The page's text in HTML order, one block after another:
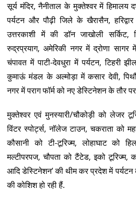
सूर्य मंदिर, नैनीताल के मुक्तेश्वर में हिमालय
पर्यटन और पौढ़ी जिले के खैरासैन,
उत्तरकाशी में की डॉन जाखोली सर्किट,
रुद्रप्रयाग, अमेरिकी नगर में द्रोणा
चंपावत में पाटी-देवधुरा में पर्यटन, टिहरी
कुमाऊं मंडल के अल्मोड़ा में कसार देवी,
नगर में पराग फॉर्म को नए डेस्टिनेशन के तौर
मुक्तेश्वर एवं मुनस्यारी/चौकोड़ी को लेजर
विंटर स्पोर्ट्स, नॉलेज टाउन, चकराता को
कौसानी को टी-टूरिज्म, लोहाघाट को
मल्टीपरपज, चौपता को टैंटेड, इको टूरिज्म,
आदि डेस्टिनेशन’ की थीम कर प्रदेश में
की कोशिश हो रही हैं.